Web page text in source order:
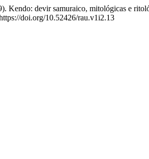
Kendo: devir samuraico, mitológicas e
doi.org/10.52426/rau.v1i2.13